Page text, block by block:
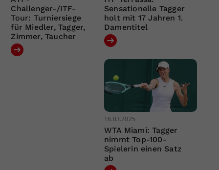
Challenger-/ITF-
Tour: Turniersiege
für Miedler, Tagger,
Zimmer, Taucher
Sensationelle Tagger
holt mit 17 Jahren 1.
Damentitel
16.03.2025
WTA Miami: Tagger
nimmt Top-100-
Spielerin einen Satz
ab